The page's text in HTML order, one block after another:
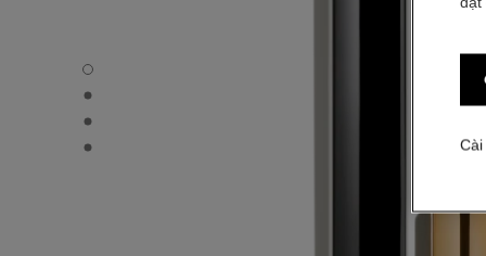
NOIR ALLURE - Chế độ xem mặc định
NOIR ALLURE - Hình ảnh khác - 1
NOIR ALLURE - Hình ảnh khác - 2
NOIR ALLURE - Xem kết cấu cơ bản